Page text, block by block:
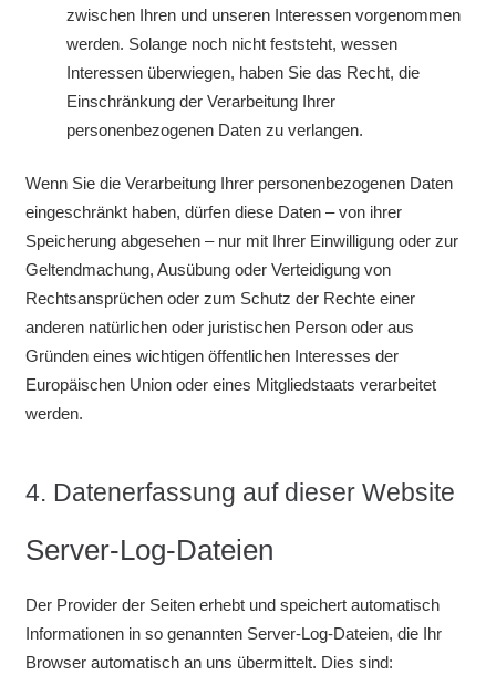
zwischen Ihren und unseren Interessen vorgenommen
werden. Solange noch nicht feststeht, wessen
Interessen überwiegen, haben Sie das Recht, die
Einschränkung der Verarbeitung Ihrer
personenbezogenen Daten zu verlangen.
Wenn Sie die Verarbeitung Ihrer personenbezogenen Daten
eingeschränkt haben, dürfen diese Daten – von ihrer
Speicherung abgesehen – nur mit Ihrer Einwilligung oder zur
Geltendmachung, Ausübung oder Verteidigung von
Rechtsansprüchen oder zum Schutz der Rechte einer
anderen natürlichen oder juristischen Person oder aus
Gründen eines wichtigen öffentlichen Interesses der
Europäischen Union oder eines Mitgliedstaats verarbeitet
werden.
4. Datenerfassung auf dieser Website
Server-Log-Dateien
Der Provider der Seiten erhebt und speichert automatisch
Informationen in so genannten Server-Log-Dateien, die Ihr
Browser automatisch an uns übermittelt. Dies sind: